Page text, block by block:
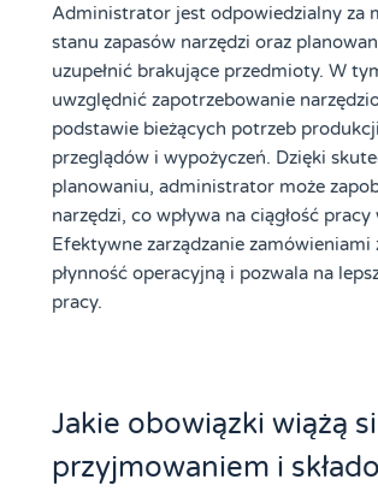
Administrator jest odpowiedzialny za
stanu zapasów narzędzi oraz
uzupełnić brakujące przedmioty. W
uwzględnić zapotrzebowanie
podstawie bieżących potrzeb
przeglądów i wypożyczeń. Dzięki
planowaniu, administrator może
narzędzi, co wpływa na ciągłość
Efektywne zarządzanie zamówieniami
płynność operacyjną i pozwala na
pracy.
Jakie obowiązki wiążą
przyjmowaniem i